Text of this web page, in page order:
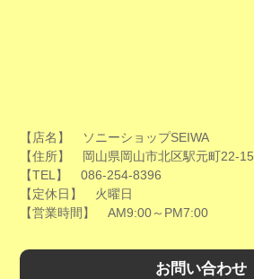
【店名】 ソニーショップSEIWA
【住所】 岡山県岡山市北区駅元町22-15
【TEL】 086-254-8396
【定休日】 火曜日
【営業時間】 AM9:00～PM7:00
お問い合わせ